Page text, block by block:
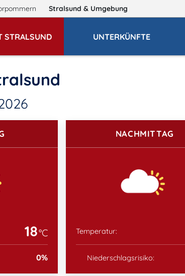
Stralsund & Umgebung
STRALSUND UNTERKÜNFTE
18°C
0%
NACHMITTAG
Temperatur:
Niederschlagsrisiko: